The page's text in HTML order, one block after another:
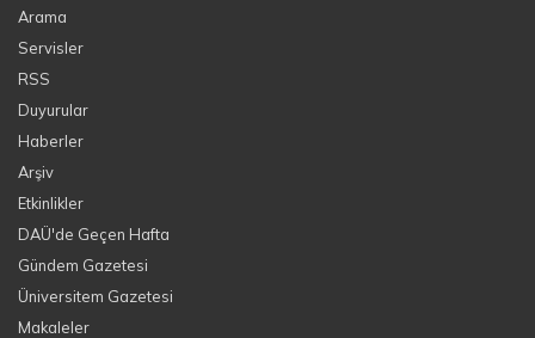
Arama
Servisler
RSS
Duyurular
Haberler
Arşiv
Etkinlikler
DAÜ'de Geçen Hafta
Gündem Gazetesi
Üniversitem Gazetesi
Makaleler